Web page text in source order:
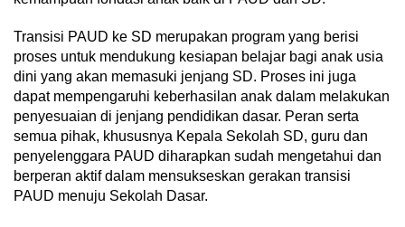
Transisi PAUD ke SD merupakan program yang berisi
proses untuk mendukung kesiapan belajar bagi anak usia
dini yang akan memasuki jenjang SD. Proses ini juga
dapat mempengaruhi keberhasilan anak dalam melakukan
penyesuaian di jenjang pendidikan dasar. Peran serta
semua pihak, khususnya Kepala Sekolah SD, guru dan
penyelenggara PAUD diharapkan sudah mengetahui dan
berperan aktif dalam mensukseskan gerakan transisi
PAUD menuju Sekolah Dasar.